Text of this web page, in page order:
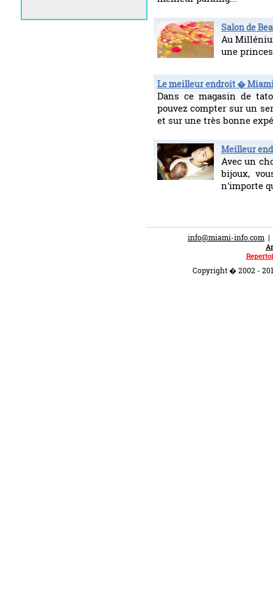
Salon de
Au
une
Le meilleur endroit �
Dans ce magasin de
pouvez compter sur un
et sur une très bonne
Meilleur
Avec un
bijoux,
n'importe
info@miami-info.com |
Copyright � 2002 -